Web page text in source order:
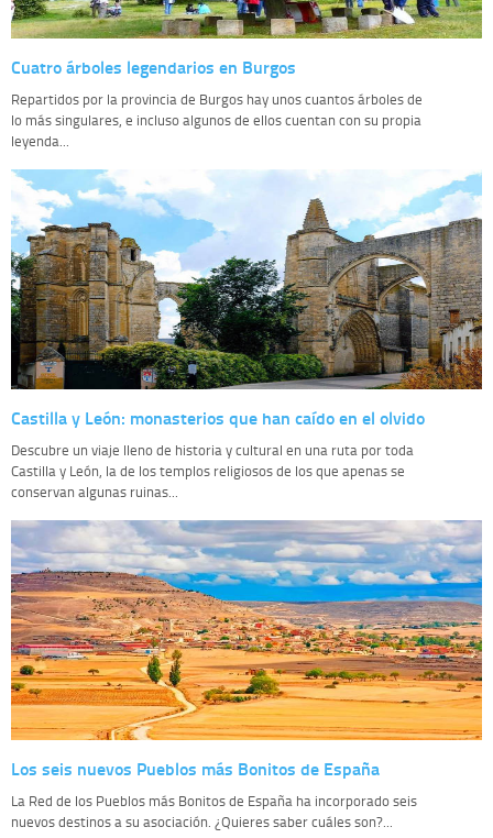
Cuatro árboles legendarios en Burgos
Repartidos por la provincia de Burgos hay unos cuantos árboles de
lo más singulares, e incluso algunos de ellos cuentan con su propia
leyenda...
Castilla y León: monasterios que han caído en el olvido
Descubre un viaje lleno de historia y cultural en una ruta por toda
Castilla y León, la de los templos religiosos de los que apenas se
conservan algunas ruinas...
Los seis nuevos Pueblos más Bonitos de España
La Red de los Pueblos más Bonitos de España ha incorporado seis
nuevos destinos a su asociación. ¿Quieres saber cuáles son?...